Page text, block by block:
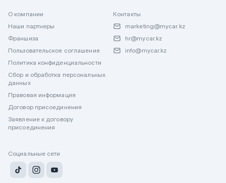
О компании
Наши партнеры
Франшиза
Пользовательское соглашение
Политика конфиденциальности
Сбор и обработка персональных
данных
Правовая информация
Договор присоединения
Заявление к договору
присоединения
Контакты
marketing@mycar.kz
hr@mycar.kz
info@mycar.kz
Социальные сети